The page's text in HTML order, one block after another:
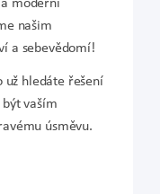
moderní
našim
a sebevědomí!
už hledáte řešení
vaším
úsměvu.